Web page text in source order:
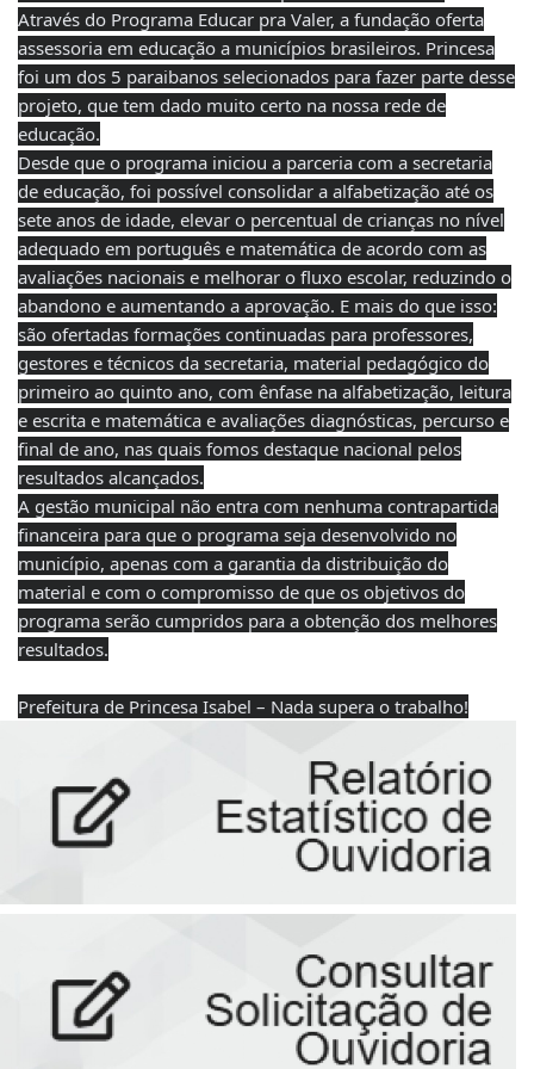
Através do Programa Educar pra Valer, a fundação oferta
assessoria em educação a municípios brasileiros. Princesa
foi um dos 5 paraibanos selecionados para fazer parte desse
projeto, que tem dado muito certo na nossa rede de
educação.
Desde que o programa iniciou a parceria com a secretaria
de educação, foi possível consolidar a alfabetização até os
sete anos de idade, elevar o percentual de crianças no nível
adequado em português e matemática de acordo com as
avaliações nacionais e melhorar o fluxo escolar, reduzindo o
abandono e aumentando a aprovação. E mais do que isso:
são ofertadas formações continuadas para professores,
gestores e técnicos da secretaria, material pedagógico do
primeiro ao quinto ano, com ênfase na alfabetização, leitura
e escrita e matemática e avaliações diagnósticas, percurso e
final de ano, nas quais fomos destaque nacional pelos
resultados alcançados.
A gestão municipal não entra com nenhuma contrapartida
financeira para que o programa seja desenvolvido no
município, apenas com a garantia da distribuição do
material e com o compromisso de que os objetivos do
programa serão cumpridos para a obtenção dos melhores
resultados.
Prefeitura de Princesa Isabel – Nada supera o trabalho!